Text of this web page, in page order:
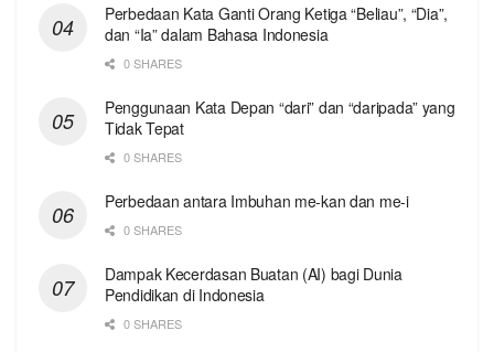
Perbedaan Kata Ganti Orang Ketiga “Beliau”, “Dia”,
dan “Ia” dalam Bahasa Indonesia
0 SHARES
Penggunaan Kata Depan “dari” dan “daripada” yang
Tidak Tepat
0 SHARES
Perbedaan antara Imbuhan me-kan dan me-i
0 SHARES
Dampak Kecerdasan Buatan (AI) bagi Dunia
Pendidikan di Indonesia
0 SHARES